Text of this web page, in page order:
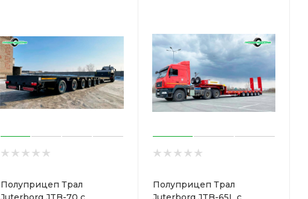
Полуприцеп Трал
Полуприцеп Трал